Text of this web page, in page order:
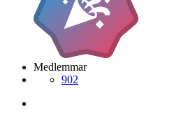
Medlemmar
902